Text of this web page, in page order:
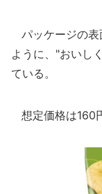
パッケージの表
ように、"おいし
ている。
想定価格は160